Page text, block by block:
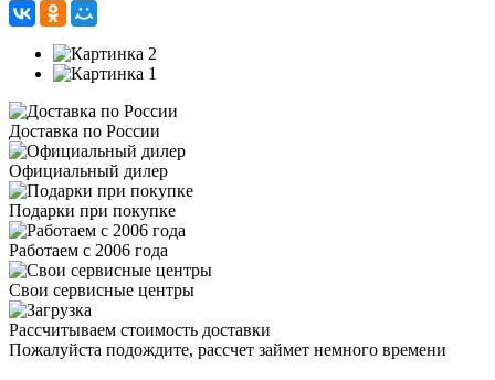
Доставка по России
Официальный дилер
Подарки при покупке
Работаем с 2006 года
Свои сервисные центры
Рассчитываем стоимость доставки
Пожалуйста подождите, рассчет займет немного времени